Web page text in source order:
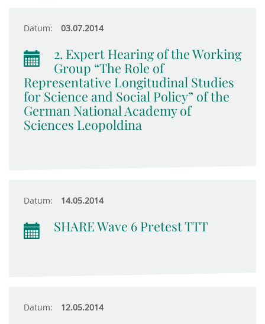
Datum: 03.07.2014
2. Expert Hearing of the Working
Group “The Role of
Representative Longitudinal Studies
for Science and Social Policy” of the
German National Academy of
Sciences Leopoldina
Datum: 14.05.2014
SHARE Wave 6 Pretest TTT
Datum: 12.05.2014